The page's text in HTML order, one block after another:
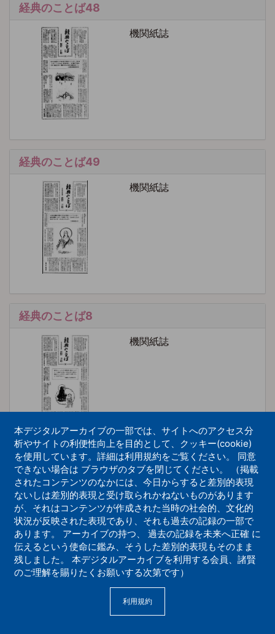
経典のことば48
機関紙誌
経典のことば49
機関紙誌
経典のことば8
機関紙誌
経典のことば10
機関紙誌
本デジタルアーカイブの一部では、サイトへのアクセス分
析やサイトの利便性向上を目的として、クッキー(cookie)
を使用しています。詳細は利用規約をご覧ください。 同意
できない場合は ブラウザのタブを閉じてください。 （掲載
されたコンテンツのなかには、今日からすると差別的表現
ないしは差別的表現と受け取られかねないものがあります
が、それはコンテンツが作成された当時の社会的、文化的
状況が反映された表現であり、それも過去の記録の一部で
あります。 アーカイブの持つ、 過去の記録を未来へ正確 に
伝えるという使命に鑑み、そうした差別的表現もそのまま
残しました。 本デジタルアーカイブを利用する会員、諸賢
のご理解を賜りたくお願いする次第です）
利用規約